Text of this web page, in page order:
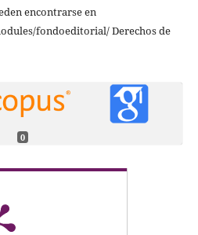
encontrarse en
fondoeditorial/ Derechos de
0